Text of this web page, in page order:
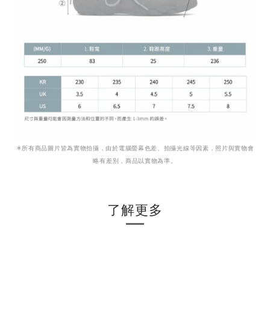
＊所有商品圖片皆為實物拍攝，由於電腦螢幕色差、拍攝光線等因素，照片與實物會
略有差別，商品以實物為準。
了解更多